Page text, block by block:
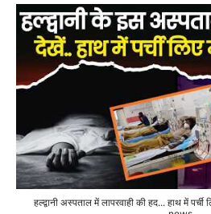
हल्द्वानी अस्पताल में लापरवाही की हद... हाथ में